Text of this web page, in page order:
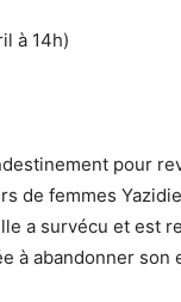
à 14h)
pour
de femmes
a survécu et est
à abandonner